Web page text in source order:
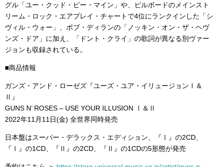
グル「ユー・クッド・ビー・マイン」や、ビルボードのメインスト
リーム・ロック・エアプレイ・チャートで4位にランクインした「シ
ヴィル・ウォー」、ボブ・ディランの「ノッキン・オン・ザ・ヘヴ
ンズ・ドア」に加え、「ドント・クライ」の歌詞が異なる別ヴァー
ジョンも収録されている。
■商品情報
ガンズ・アンド・ローゼズ『ユーズ・ユア・イリュージョンⅠ＆
Ⅱ』
GUNS N’ ROSES – USE YOUR ILLUSION Ⅰ＆Ⅱ
2022年11月11日(金) 全世界同時発売
日本盤はスーパー・デラックス・エディション、『Ⅰ』の2CD、
『Ⅰ』の1CD、『Ⅱ』の2CD、『Ⅱ』の1CDの5形態が発売